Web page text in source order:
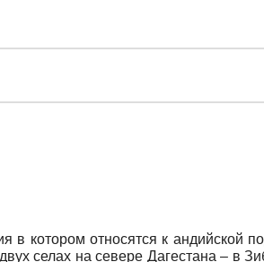
в котором относятся к андийской
селах на севере Дагестана – в